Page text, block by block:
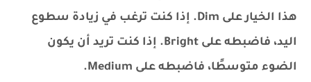
هذا الخيار على Dim. إذا كنت ترغب في زيادة سطوع
اليد، فاضبطه على Bright. إذا كنت تريد أن يكون
الضوء متوسطًا، فاضبطه على Medium.